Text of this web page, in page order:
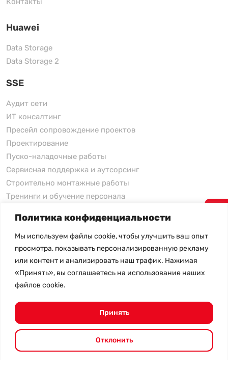
Политика конфиденциальности
Мы используем файлы cookie, чтобы улучшить ваш опыт
просмотра, показывать персонализированную рекламу
или контент и анализировать наш трафик. Нажимая
«Принять», вы соглашаетесь на использование наших
файлов cookie.
Отклонить
Принять
Huawei
Data Storage
Data Storage 2
SSE
Аудит сети
ИТ консалтинг
Пресейл сопровождение проектов
Проектирование
Пуско-наладочные работы
Сервисная поддержка и аутсорсинг
Строительно монтажные работы
Тренинги и обучение персонала
xFusion
xFusion
xFusion AI Solution
Цены на товары не являются публичной офертой и
- Политика конфиденциальности- Возврат товара
© 2026.SHANGHAI SYSTEM ENGINEERING.Все права
защищены.